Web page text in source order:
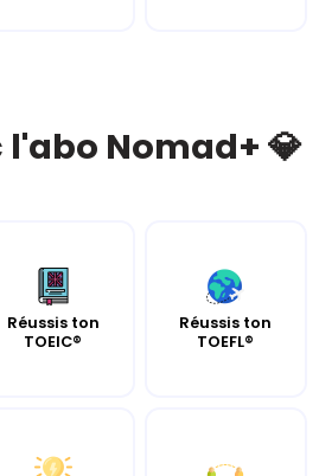
Nomad+ 💎
Réussis ton
TOEIC®
Réussis ton
TOEFL®